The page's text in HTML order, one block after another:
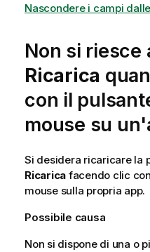
Nascondere i campi
Non si riesce
Ricarica
con il
mouse su
Si desidera ricaricare la
Ricarica facendo clic
mouse sulla propria app.
Possibile causa
Non si dispone di una o